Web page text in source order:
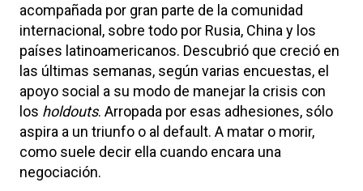
acompañada por gran parte de la comunidad
internacional, sobre todo por Rusia, China y los
países latinoamericanos. Descubrió que creció en
las últimas semanas, según varias encuestas, el
apoyo social a su modo de manejar la crisis con
los holdouts. Arropada por esas adhesiones, sólo
aspira a un triunfo o al default. A matar o morir,
como suele decir ella cuando encara una
negociación.